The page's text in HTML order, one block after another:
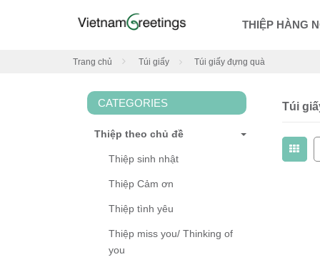
THIỆP HÀNG
Trang chủ Túi giấy Túi giấy đựng quà
CATEGORIES
Thiệp theo chủ đề
Thiệp sinh nhật
Thiệp Cảm ơn
Thiệp tình yêu
Thiệp miss you/ Thinking of
you
Túi